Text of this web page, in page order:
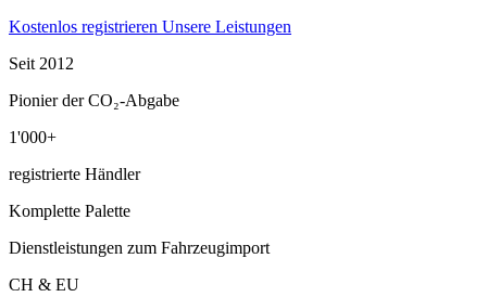
Kostenlos registrieren Unsere Leistungen
Seit 2012
Pionier der CO₂-Abgabe
1'000+
registrierte Händler
Komplette Palette
Dienstleistungen zum Fahrzeugimport
CH & EU